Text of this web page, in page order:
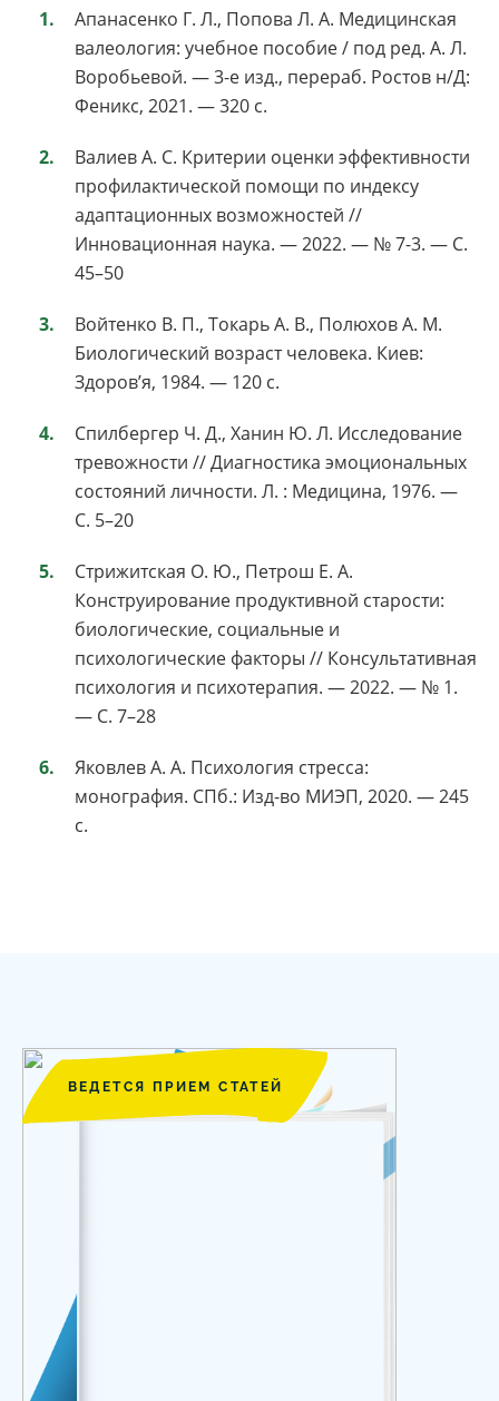
Апанасенко Г. Л., Попова Л. А. Медицинская
валеология: учебное пособие / под ред. А. Л.
Воробьевой. — 3-е изд., перераб. Ростов н/Д:
Феникс, 2021. — 320 с.
Валиев А. С. Критерии оценки эффективности
профилактической помощи по индексу
адаптационных возможностей //
Инновационная наука. — 2022. — № 7-3. — С.
45–50
Войтенко В. П., Токарь А. В., Полюхов А. М.
Биологический возраст человека. Киев:
Здоров’я, 1984. — 120 с.
Спилбергер Ч. Д., Ханин Ю. Л. Исследование
тревожности // Диагностика эмоциональных
состояний личности. Л. : Медицина, 1976. —
С. 5–20
Стрижитская О. Ю., Петрош Е. А.
Конструирование продуктивной старости:
биологические, социальные и
психологические факторы // Консультативная
психология и психотерапия. — 2022. — № 1.
— С. 7–28
Яковлев А. А. Психология стресса:
монография. СПб.: Изд-во МИЭП, 2020. — 245
с.
ВЕДЕТСЯ ПРИЕМ СТАТЕЙ